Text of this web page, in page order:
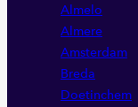
Almelo
Almere
Amsterdam
Breda
Doetinchem